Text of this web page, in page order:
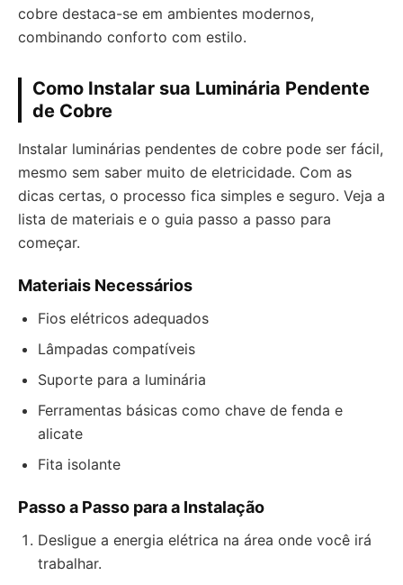
cobre destaca-se em ambientes modernos,
combinando conforto com estilo.
Como Instalar sua Luminária Pendente
de Cobre
Instalar luminárias pendentes de cobre pode ser fácil,
mesmo sem saber muito de eletricidade. Com as
dicas certas, o processo fica simples e seguro. Veja a
lista de materiais e o guia passo a passo para
começar.
Materiais Necessários
Fios elétricos adequados
Lâmpadas compatíveis
Suporte para a luminária
Ferramentas básicas como chave de fenda e
alicate
Fita isolante
Passo a Passo para a Instalação
Desligue a energia elétrica na área onde você irá
trabalhar.